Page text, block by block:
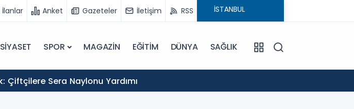
İlanlar Anket Gazeteler İletişim RSS
SİYASET SPOR MAGAZİN EĞİTİM DÜNYA SAĞLIK